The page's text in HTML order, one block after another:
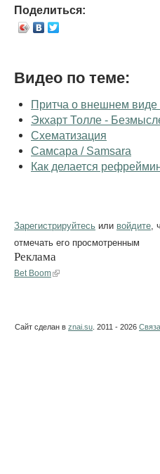
Поделиться:
Видео по теме:
Притча о внешнем виде
Экхарт Толле -
Схематизация
Самсара / Samsara
Как делается
Зарегистрируйтесь или войдите
отмечать его просмотренным
Реклама
Bet Boom
Сайт сделан в znai.su . 2011 - 2026